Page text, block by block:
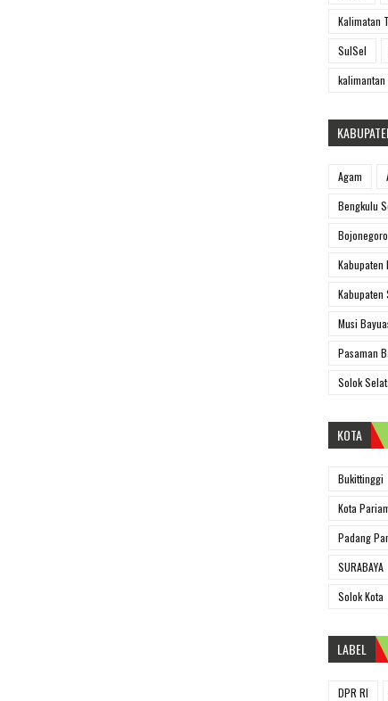
Kalimatan
SulSel
Agam
Bengkulu
Bojonegoro
Kabupaten
Kabupaten
Musi
Pasaman
Solok
KOTA
Bukittinggi
Kota
Padang
SURABAYA
Solok Kota
LABEL
DPR RI